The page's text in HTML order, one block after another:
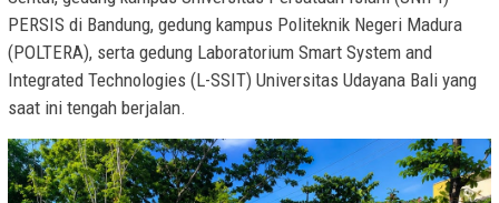
PERSIS di Bandung, gedung kampus Politeknik Negeri Madura
(POLTERA), serta gedung Laboratorium Smart System and
Integrated Technologies (L-SSIT) Universitas Udayana Bali yang
saat ini tengah berjalan.